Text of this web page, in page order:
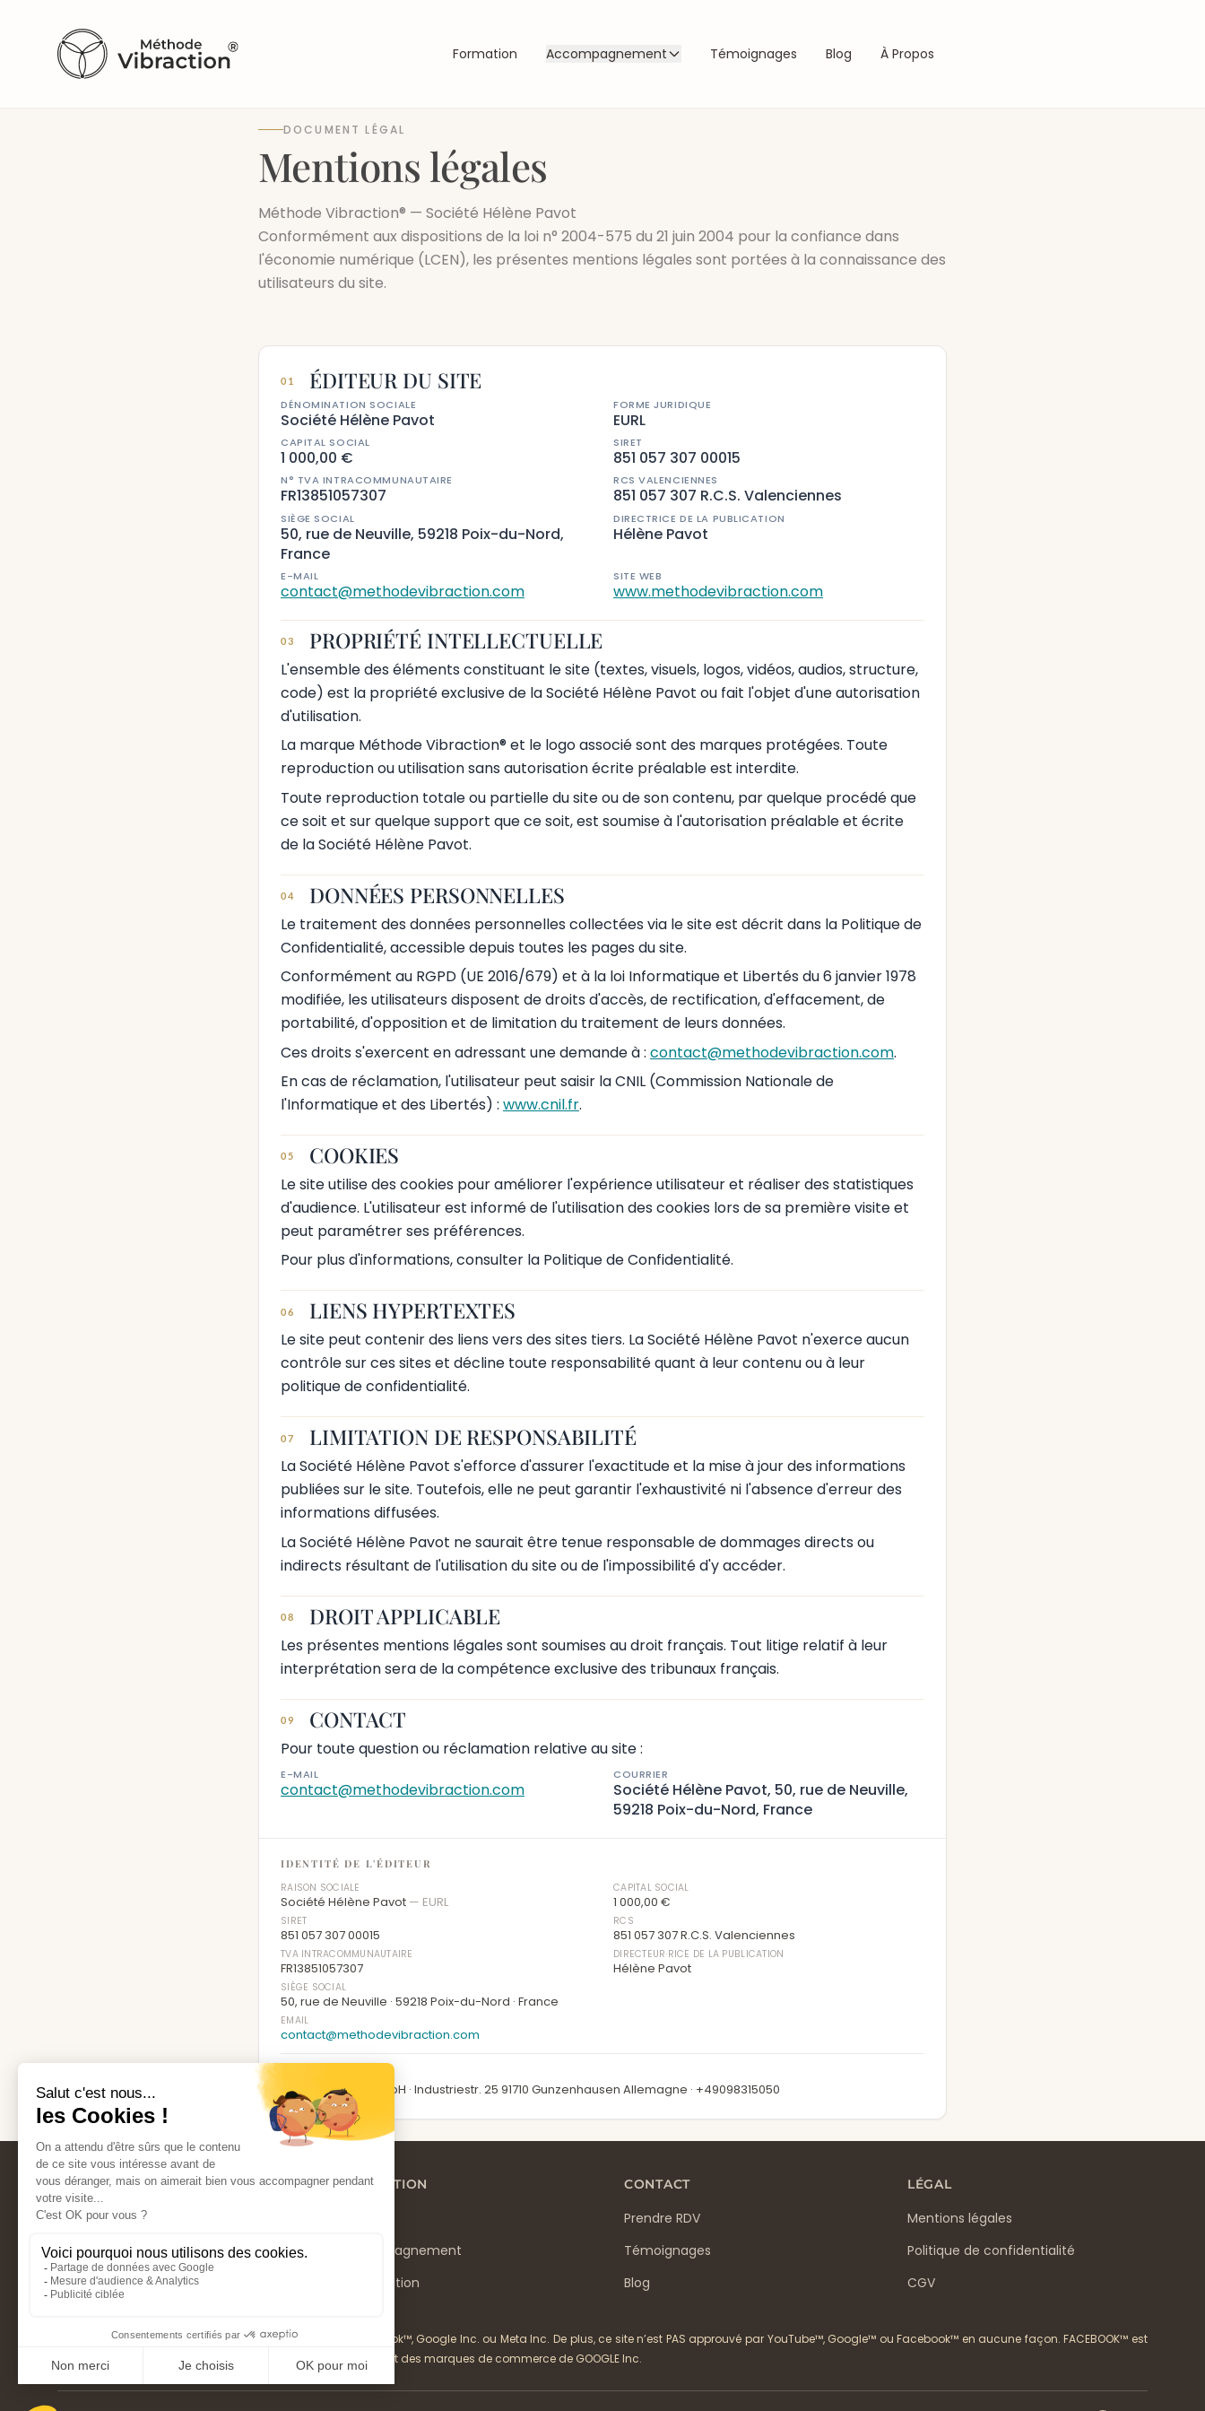
Formation Accompagnement Témoignages Blog À Propos
DOCUMENT LÉGAL
Mentions légales
Méthode Vibraction® — Société Hélène Pavot
Conformément aux dispositions de la loi n° 2004-575 du 21 juin 2004 pour la confiance dans
l'économie numérique (LCEN), les présentes mentions légales sont portées à la connaissance des
utilisateurs du site.
01 ÉDITEUR DU SITE
DÉNOMINATION SOCIALE
Société Hélène Pavot
FORME JURIDIQUE
EURL
CAPITAL SOCIAL
1 000,00 €
SIRET
851 057 307 00015
N° TVA INTRACOMMUNAUTAIRE
FR13851057307
RCS VALENCIENNES
851 057 307 R.C.S. Valenciennes
SIÈGE SOCIAL
50, rue de Neuville, 59218 Poix-du-Nord,
France
DIRECTRICE DE LA PUBLICATION
Hélène Pavot
E-MAIL
contact@methodevibraction.com
SITE WEB
www.methodevibraction.com
03 PROPRIÉTÉ INTELLECTUELLE
L'ensemble des éléments constituant le site (textes, visuels, logos, vidéos, audios, structure,
code) est la propriété exclusive de la Société Hélène Pavot ou fait l'objet d'une autorisation
d'utilisation.
La marque Méthode Vibraction® et le logo associé sont des marques protégées. Toute
reproduction ou utilisation sans autorisation écrite préalable est interdite.
Toute reproduction totale ou partielle du site ou de son contenu, par quelque procédé que
ce soit et sur quelque support que ce soit, est soumise à l'autorisation préalable et écrite
de la Société Hélène Pavot.
04 DONNÉES PERSONNELLES
Le traitement des données personnelles collectées via le site est décrit dans la Politique de
Confidentialité, accessible depuis toutes les pages du site.
Conformément au RGPD (UE 2016/679) et à la loi Informatique et Libertés du 6 janvier 1978
modifiée, les utilisateurs disposent de droits d'accès, de rectification, d'effacement, de
portabilité, d'opposition et de limitation du traitement de leurs données.
Ces droits s'exercent en adressant une demande à : contact@methodevibraction.com.
En cas de réclamation, l'utilisateur peut saisir la CNIL (Commission Nationale de
l'Informatique et des Libertés) : www.cnil.fr.
05 COOKIES
Le site utilise des cookies pour améliorer l'expérience utilisateur et réaliser des statistiques
d'audience. L'utilisateur est informé de l'utilisation des cookies lors de sa première visite et
peut paramétrer ses préférences.
Pour plus d'informations, consulter la Politique de Confidentialité.
06 LIENS HYPERTEXTES
Le site peut contenir des liens vers des sites tiers. La Société Hélène Pavot n'exerce aucun
contrôle sur ces sites et décline toute responsabilité quant à leur contenu ou à leur
politique de confidentialité.
07 LIMITATION DE RESPONSABILITÉ
La Société Hélène Pavot s'efforce d'assurer l'exactitude et la mise à jour des informations
publiées sur le site. Toutefois, elle ne peut garantir l'exhaustivité ni l'absence d'erreur des
informations diffusées.
La Société Hélène Pavot ne saurait être tenue responsable de dommages directs ou
indirects résultant de l'utilisation du site ou de l'impossibilité d'y accéder.
08 DROIT APPLICABLE
Les présentes mentions légales sont soumises au droit français. Tout litige relatif à leur
interprétation sera de la compétence exclusive des tribunaux français.
09 CONTACT
Pour toute question ou réclamation relative au site :
E-MAIL
contact@methodevibraction.com
COURRIER
Société Hélène Pavot, 50, rue de Neuville,
59218 Poix-du-Nord, France
IDENTITÉ DE L'ÉDITEUR
RAISON SOCIALE
Société Hélène Pavot — EURL
CAPITAL SOCIAL
1 000,00 €
SIRET
851 057 307 00015
RCS
851 057 307 R.C.S. Valenciennes
TVA INTRACOMMUNAUTAIRE
FR13851057307
DIRECTEUR·RICE DE LA PUBLICATION
Hélène Pavot
SIÈGE SOCIAL
50, rue de Neuville · 59218 Poix-du-Nord · France
EMAIL
contact@methodevibraction.com
Hetzner Online GmbH · Industriestr. 25 91710 Gunzenhausen Allemagne · +49098315050
Libérez-vous de vos blocages et
créez-vous une réalité pleine de sens.
NAVIGATION
Accompagnement
Certification
CONTACT
Prendre RDV
Témoignages
Blog
LÉGAL
Mentions légales
Politique de confidentialité
CGV
Ce site ne fait pas partie du site YouTube™, Google™, Facebook™, Google Inc. ou Meta Inc. De plus, ce site n’est PAS approuvé par YouTube™, Google™ ou Facebook™ en aucune façon. FACEBOOK™ est
une marque déposée de META Inc. GOOGLE™ et YOUTUBE™ sont des marques de commerce de GOOGLE Inc.